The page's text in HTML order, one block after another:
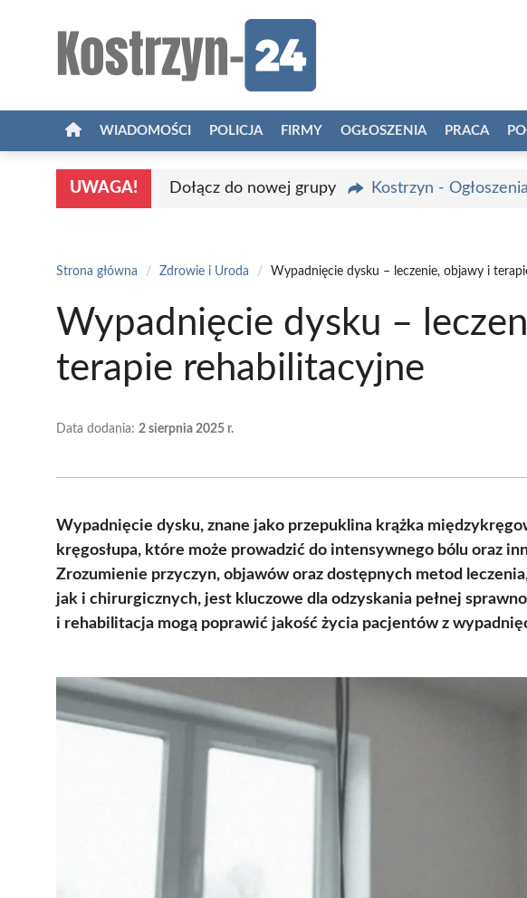
WIADOMOŚCI POLICJA FIRMY OGŁOSZENIA PRACA
UWAGA! Dołącz do nowej grupy Kostrzyn -
Strona główna / Zdrowie i Uroda / Wypadnięcie dysku – leczenie, objawy i
Wypadnięcie dysku –
terapie rehabilitacyjne
Data dodania: 2 sierpnia 2025 r.
Wypadnięcie dysku, znane jako przepuklina krążka
kręgosłupa, które może prowadzić do intensywnego bólu oraz
Zrozumienie przyczyn, objawów oraz dostępnych metod
jak i chirurgicznych, jest kluczowe dla odzyskania pełnej
i rehabilitacja mogą poprawić jakość życia pacjentów z